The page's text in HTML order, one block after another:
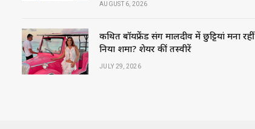
AUGUST 6, 2026
कथित बॉयफ्रेंड संग मालदीव में छुट्टियां मना रहीं
निया शर्मा? शेयर कीं तस्वीरें
JULY 29, 2026